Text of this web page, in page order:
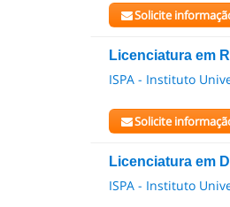
Solicite
Licenciatura em
ISPA - Instituto
Solicite
Licenciatura em
ISPA - Instituto